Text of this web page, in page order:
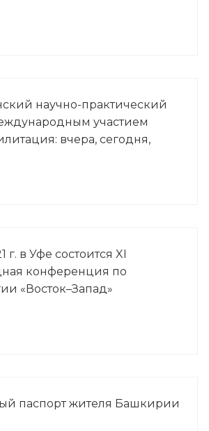
научно-практический
участием
вчера, сегодня,
г. в Уфе состоится XI
конференция по
«Восток–Запад»
паспорт жителя Башкирии